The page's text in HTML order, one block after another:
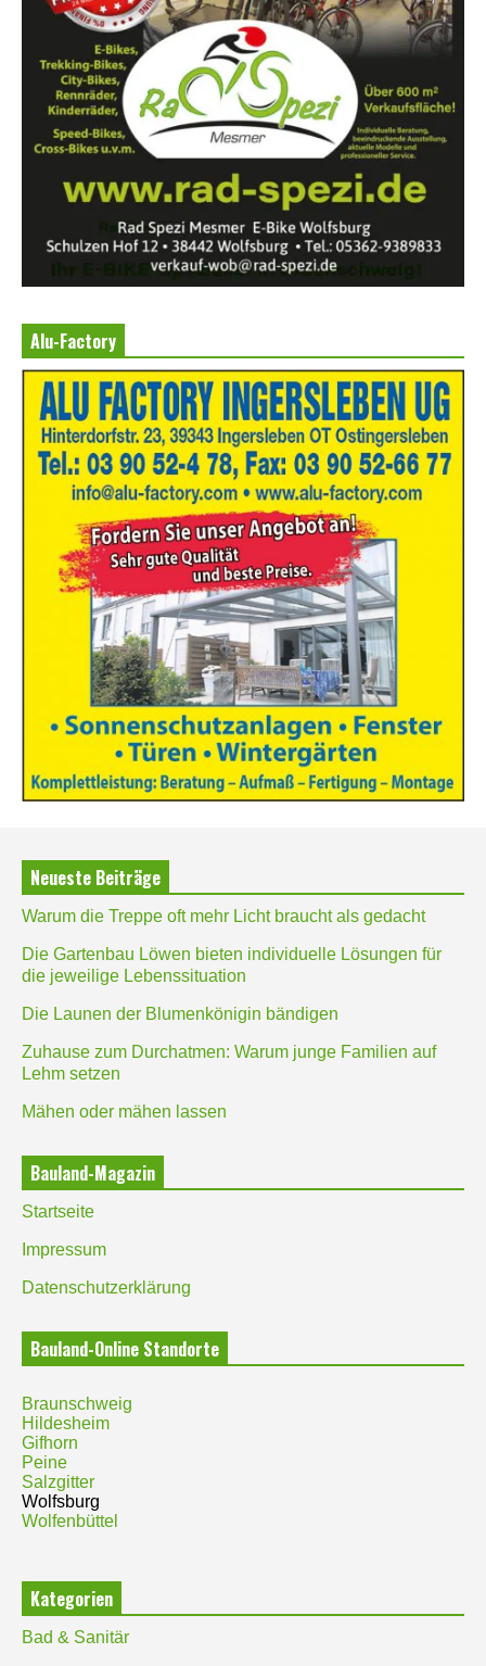
Alu-Factory
Neueste Beiträge
Warum die Treppe oft mehr Licht braucht als gedacht
Die Gartenbau Löwen bieten individuelle Lösungen für
die jeweilige Lebenssituation
Die Launen der Blumenkönigin bändigen
Zuhause zum Durchatmen: Warum junge Familien auf
Lehm setzen
Mähen oder mähen lassen
Bauland-Magazin
Startseite
Impressum
Datenschutzerklärung
Bauland-Online Standorte
Braunschweig
Hildesheim
Gifhorn
Peine
Salzgitter
Wolfsburg
Wolfenbüttel
Kategorien
Bad & Sanitär